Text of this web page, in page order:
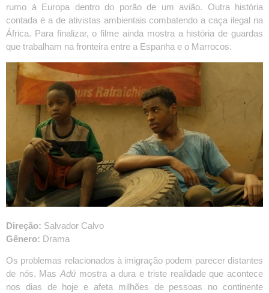
rumo à Europa dentro do porão de um avião. Outra história
contada é a de ativistas ambientais combatendo a caça ilegal na
África. Para finalizar, o filme ainda mostra a história de guardas
que trabalham na fronteira entre a Espanha e o Marrocos.
Direção: Salvador Calvo
Gênero: Drama
Os problemas relacionados à imigração podem parecer distantes
de nós. MasAdú mostra a dura e triste realidade que acontece
nos dias de hoje e afeta milhões de pessoas no continente